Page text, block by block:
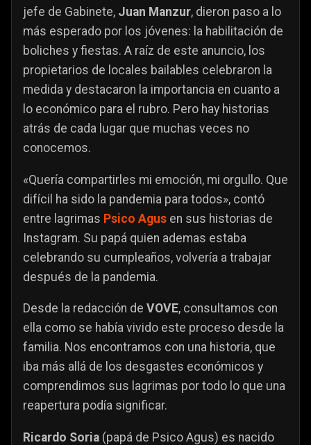
jefe de Gabinete, Juan Manzur, dieron paso a lo
más esperado por los jóvenes: la habilitación de
boliches y fiestas. A raíz de este anuncio, los
propietarios de locales bailables celebraron la
medida y destacaron la importancia en cuanto a
lo económico para el rubro. Pero hay historias
atrás de cada lugar que muchas veces no
conocemos.
«Quería compartirles mi emoción, mi orgullo. Que
difícil ha sido la pandemia para todos», contó
entre lagrimas Psico Agus en sus historias de
Instagram. Su papá quien ademas estaba
celebrando su cumpleaños, volvería a trabajar
después de la pandemia.
Desde la redacción de VOVE, consultamos con
ella como se había vivido este proceso desde la
familia. Nos encontramos con una historia, que
iba más allá de los desgastes económicos y
comprendimos sus lagrimas por todo lo que una
reapertura podía significar.
Ricardo Soria (papá de Psico Agus) es nacido